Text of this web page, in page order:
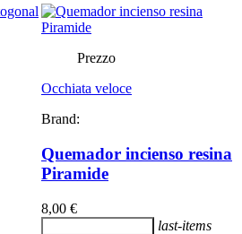
Prezzo
Occhiata veloce
Brand:
Quemador incienso resina
Piramide
8,00 €
last-items